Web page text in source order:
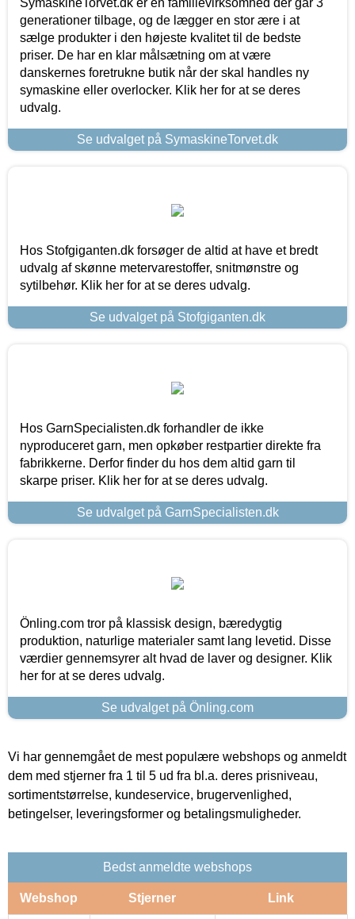
generationer tilbage, og de lægger en stor ære i at
sælge produkter i den højeste kvalitet til de bedste
priser. De har en klar målsætning om at være
danskernes foretrukne butik når der skal handles ny
symaskine eller overlocker. Klik her for at se deres
udvalg.
Se udvalget på SymaskineTorvet.dk
Hos Stofgiganten.dk forsøger de altid at have et bredt
udvalg af skønne metervarestoffer, snitmønstre og
sytilbehør. Klik her for at se deres udvalg.
Se udvalget på Stofgiganten.dk
Hos GarnSpecialisten.dk forhandler de ikke
nyproduceret garn, men opkøber restpartier direkte fra
fabrikkerne. Derfor finder du hos dem altid garn til
skarpe priser. Klik her for at se deres udvalg.
Se udvalget på GarnSpecialisten.dk
Önling.com tror på klassisk design, bæredygtig
produktion, naturlige materialer samt lang levetid. Disse
værdier gennemsyrer alt hvad de laver og designer. Klik
her for at se deres udvalg.
Se udvalget på Önling.com
Vi har gennemgået de mest populære webshops og anmeldt
dem med stjerner fra 1 til 5 ud fra bl.a. deres prisniveau,
sortimentstørrelse, kundeservice, brugervenlighed,
betingelser, leveringsformer og betalingsmuligheder.
Bedst anmeldte webshops
Webshop Stjerner Link